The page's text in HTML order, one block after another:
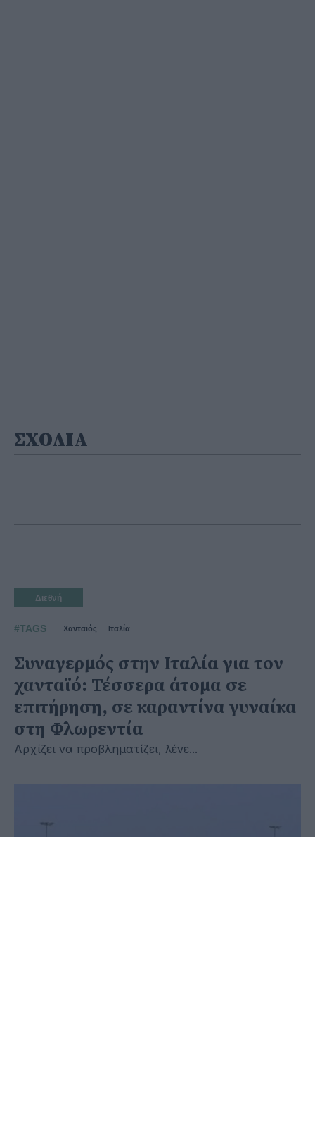
ΣΧΟΛΙΑ
Διεθνή
#TAGS Χανταϊός Ιταλία
Συναγερμός στην Ιταλία για τον
χανταϊό: Τέσσερα άτομα σε
επιτήρηση, σε καραντίνα γυναίκα
στη Φλωρεντία
Αρχίζει να προβληματίζει, λένε...